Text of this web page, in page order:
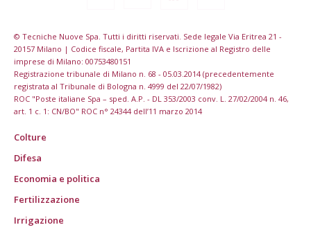
© Tecniche Nuove Spa. Tutti i diritti riservati. Sede legale Via Eritrea 21 -
20157 Milano | Codice fiscale, Partita IVA e Iscrizione al Registro delle
imprese di Milano: 00753480151
Registrazione tribunale di Milano n. 68 - 05.03.2014 (precedentemente
registrata al Tribunale di Bologna n. 4999 del 22/07/1982)
ROC "Poste italiane Spa – sped. A.P. - DL 353/2003 conv. L. 27/02/2004 n. 46,
art. 1 c. 1: CN/BO" ROC n° 24344 dell’11 marzo 2014
Colture
Difesa
Economia e politica
Fertilizzazione
Irrigazione